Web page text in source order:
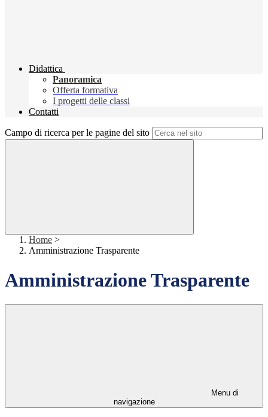
Didattica
Panoramica
Offerta formativa
I progetti delle classi
Contatti
Campo di ricerca per le pagine del sito
Home >
Amministrazione Trasparente
Amministrazione Trasparente
Menu di
navigazione